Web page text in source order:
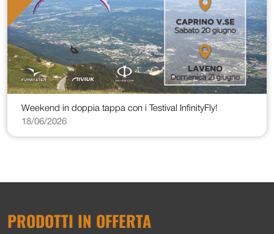
Weekend in doppia tappa con i Testival InfinityFly!
18/06/2026
PRODOTTI IN OFFERTA